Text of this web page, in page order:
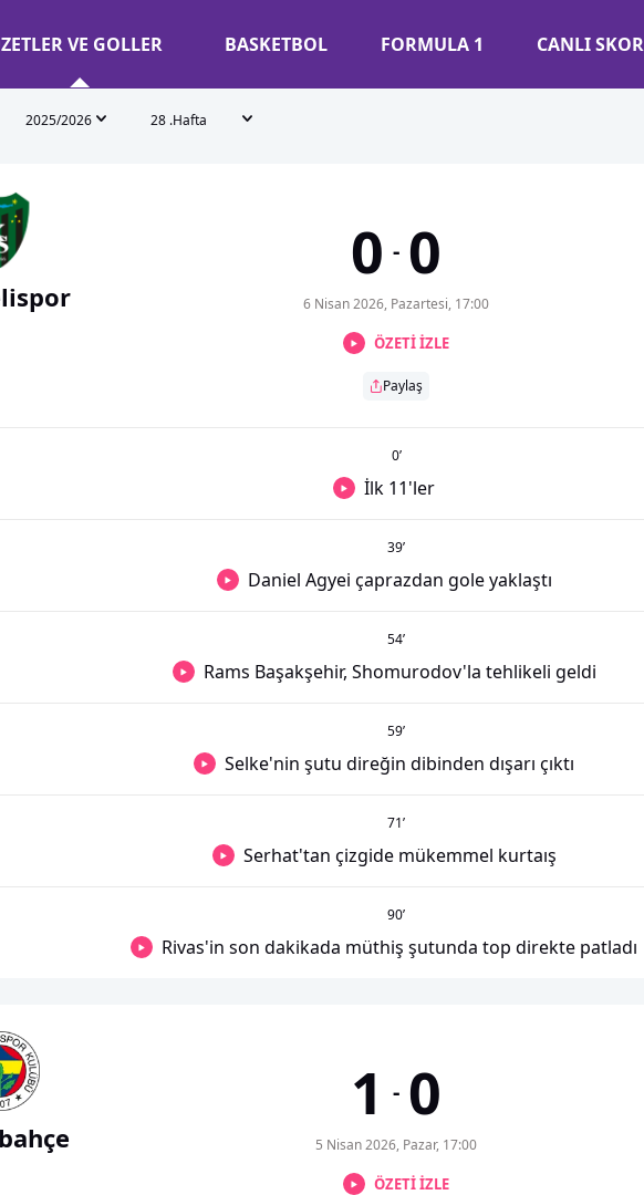
VE GOLLER BASKETBOL FORMULA 1 CANLI SKOR
2025/2026 28 .Hafta
0 - 0
6 Nisan 2026, Pazartesi, 17:00
ÖZETİ İZLE
Paylaş
0’
İlk 11'ler
39’
Daniel Agyei çaprazdan gole yaklaştı
54’
Rams Başakşehir, Shomurodov'la tehlikeli geldi
59’
Selke'nin şutu direğin dibinden dışarı çıktı
71’
Serhat'tan çizgide mükemmel kurtaış
90’
Rivas'in son dakikada müthiş şutunda top direkte patladı
1 - 0
5 Nisan 2026, Pazar, 17:00
ÖZETİ İZLE